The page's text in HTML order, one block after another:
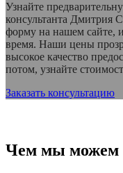
Узнайте
консультанта Дмитрия
форму на нашем сайте,
время. Наши цены
высокое качество
потом, узнайте
Заказать консультацию
Чем мы можем